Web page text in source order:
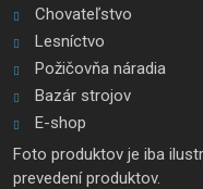
Chovateľstvo
Lesníctvo
Požičovňa náradia
Bazár strojov
E-shop
Foto produktov je iba
prevedení produktov.